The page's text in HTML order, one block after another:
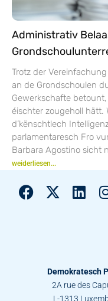
Administrativ
Trotz der
an de Grondschoulen
Gewerkschafte
éischter zougeholl hätt.
d’kënschtlech
parlamentaresch Fro
Barbara Agostino sicht
weiderliesen...
Demokratesch
2A rue des
L-1313